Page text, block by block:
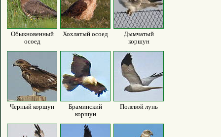
Обыкновенный
осоед
Хохлатый осоед
Дымчатый
коршун
Черный коршун
Браминский
коршун
Полевой лунь